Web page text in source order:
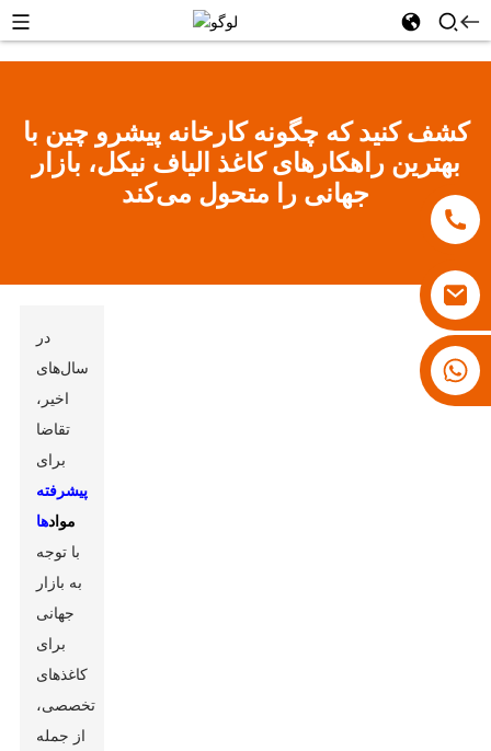
کشف کنید که چگونه کارخانه پیشرو چین با
بهترین راهکارهای کاغذ الیاف نیکل، بازار
جهانی را متحول می‌کند
در
سال‌های
اخیر،
تقاضا
برای
پیشرفته
موادها
با توجه
به بازار
جهانی
برای
کاغذهای
تخصصی،
از جمله